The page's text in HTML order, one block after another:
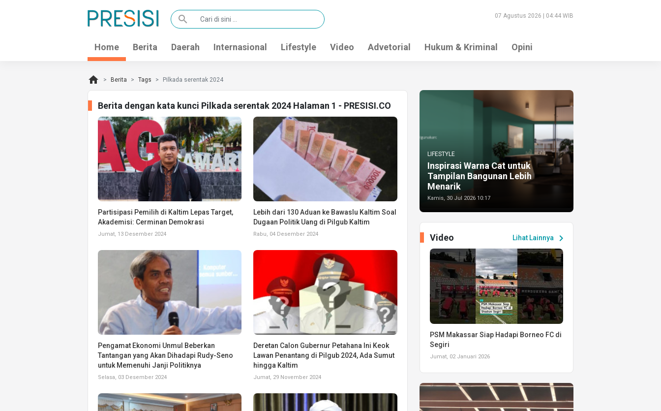
search 07 Agustus 2026 | 04:44 WIB
Home Berita Daerah Internasional Lifestyle Video Advetorial Hukum & Kriminal Opini
home Berita Tags Pilkada serentak 2024
Berita dengan kata kunci Pilkada serentak 2024 Halaman 1 - PRESISI.CO
Partisipasi Pemilih di Kaltim Lepas Target,
Akademisi: Cerminan Demokrasi
Jumat, 13 Desember 2024
Lebih dari 130 Aduan ke Bawaslu Kaltim Soal
Dugaan Politik Uang di Pilgub Kaltim
Rabu, 04 Desember 2024
Pengamat Ekonomi Unmul Beberkan
Tantangan yang Akan Dihadapi Rudy-Seno
untuk Memenuhi Janji Politiknya
Selasa, 03 Desember 2024
Deretan Calon Gubernur Petahana Ini Keok
Lawan Penantang di Pilgub 2024, Ada Sumut
hingga Kaltim
Jumat, 29 November 2024
LIFESTYLE
Inspirasi Warna Cat untuk
Tampilan Bangunan Lebih
Menarik
Kamis, 30 Jul 2026 10:17
Lihat Lainnya chevron_right
Video
PSM Makassar Siap Hadapi Borneo FC di
Segiri
Jumat, 02 Januari 2026